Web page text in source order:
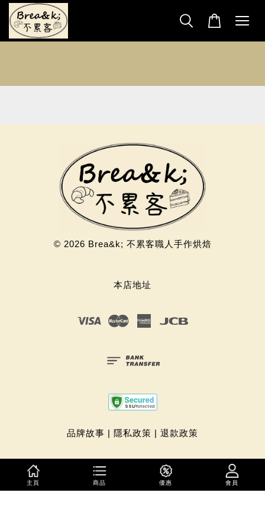
© 2026 Brea&k; 不累客職人手作烘焙
本店地址
Visa Master American
品牌故事 | 隱私政策 | 退款政策
主頁 商品 優惠 會員